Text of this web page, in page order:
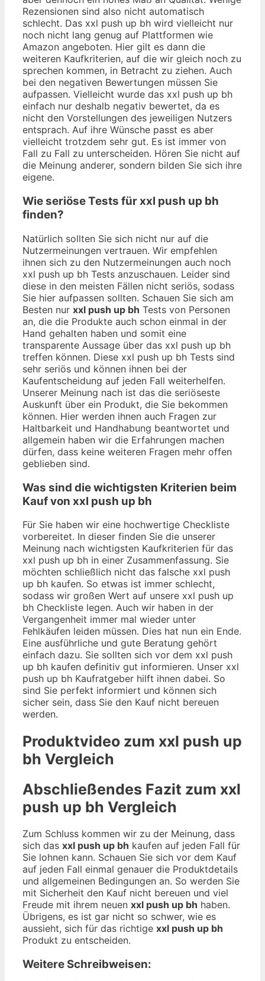
Rezensionen sind also nicht automatisch
schlecht. Das xxl push up bh wird vielleicht nur
noch nicht lang genug auf Plattformen wie
Amazon angeboten. Hier gilt es dann die
weiteren Kaufkriterien, auf die wir gleich noch zu
sprechen kommen, in Betracht zu ziehen. Auch
bei den negativen Bewertungen müssen Sie
aufpassen. Vielleicht wurde das xxl push up bh
einfach nur deshalb negativ bewertet, da es
nicht den Vorstellungen des jeweiligen Nutzers
entsprach. Auf ihre Wünsche passt es aber
vielleicht trotzdem sehr gut. Es ist immer von
Fall zu Fall zu unterscheiden. Hören Sie nicht auf
die Meinung anderer, sondern bilden Sie sich ihre
eigene.
Wie seriöse Tests für xxl push up bh
finden?
Natürlich sollten Sie sich nicht nur auf die
Nutzermeinungen vertrauen. Wir empfehlen
ihnen sich zu den Nutzermeinungen auch noch
xxl push up bh Tests anzuschauen. Leider sind
diese in den meisten Fällen nicht seriös, sodass
Sie hier aufpassen sollten. Schauen Sie sich am
Besten nur xxl push up bh Tests von Personen
an, die die Produkte auch schon einmal in der
Hand gehalten haben und somit eine
transparente Aussage über das xxl push up bh
treffen können. Diese xxl push up bh Tests sind
sehr seriös und können ihnen bei der
Kaufentscheidung auf jeden Fall weiterhelfen.
Unserer Meinung nach ist das die seriöseste
Auskunft über ein Produkt, die Sie bekommen
können. Hier werden ihnen auch Fragen zur
Haltbarkeit und Handhabung beantwortet und
allgemein haben wir die Erfahrungen machen
dürfen, dass keine weiteren Fragen mehr offen
geblieben sind.
Was sind die wichtigsten Kriterien beim
Kauf von xxl push up bh
Für Sie haben wir eine hochwertige Checkliste
vorbereitet. In dieser finden Sie die unserer
Meinung nach wichtigsten Kaufkriterien für das
xxl push up bh in einer Zusammenfassung. Sie
möchten schließlich nicht das falsche xxl push
up bh kaufen. So etwas ist immer schlecht,
sodass wir großen Wert auf unsere xxl push up
bh Checkliste legen. Auch wir haben in der
Vergangenheit immer mal wieder unter
Fehlkäufen leiden müssen. Dies hat nun ein Ende.
Eine ausführliche und gute Beratung gehört
einfach dazu. Sie sollten sich vor dem xxl push
up bh kaufen definitiv gut informieren. Unser xxl
push up bh Kaufratgeber hilft ihnen dabei. So
sind Sie perfekt informiert und können sich
sicher sein, dass Sie den Kauf nicht bereuen
werden.
Produktvideo zum xxl push up
bh Vergleich
Abschließendes Fazit zum xxl
push up bh Vergleich
Zum Schluss kommen wir zu der Meinung, dass
sich das xxl push up bh kaufen auf jeden Fall für
Sie lohnen kann. Schauen Sie sich vor dem Kauf
auf jeden Fall einmal genauer die Produktdetails
und allgemeinen Bedingungen an. So werden Sie
mit Sicherheit den Kauf nicht bereuen und viel
Freude mit ihrem neuen xxl push up bh haben.
Übrigens, es ist gar nicht so schwer, wie es
aussieht, sich für das richtige xxl push up bh
Produkt zu entscheiden.
Weitere Schreibweisen: